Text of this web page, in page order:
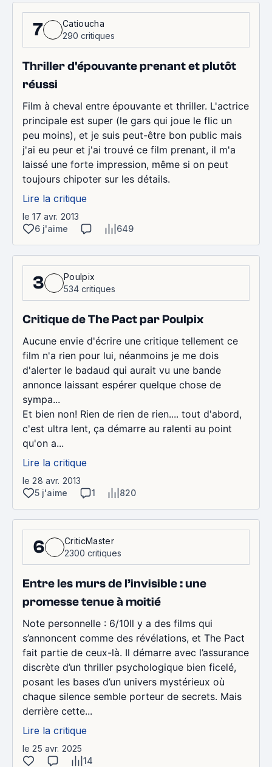
7
Catioucha
290 critiques
Thriller d'épouvante prenant et plutôt
réussi
Film à cheval entre épouvante et thriller. L'actrice
principale est super (le gars qui joue le flic un
peu moins), et je suis peut-être bon public mais
j'ai eu peur et j'ai trouvé ce film prenant, il m'a
laissé une forte impression, même si on peut
toujours chipoter sur les détails.
Lire la critique
le 17 avr. 2013
6 j'aime
649
3
Poulpix
534 critiques
Critique de The Pact par Poulpix
Aucune envie d'écrire une critique tellement ce
film n'a rien pour lui, néanmoins je me dois
d'alerter le badaud qui aurait vu une bande
annonce laissant espérer quelque chose de
sympa...
Et bien non! Rien de rien de rien.... tout d'abord,
c'est ultra lent, ça démarre au ralenti au point
qu'on a...
Lire la critique
le 28 avr. 2013
5 j'aime
1 820
6
CriticMaster
2300 critiques
Entre les murs de l’invisible : une
promesse tenue à moitié
Note personnelle : 6/10Il y a des films qui
s’annoncent comme des révélations, et The Pact
fait partie de ceux-là. Il démarre avec l’assurance
discrète d’un thriller psychologique bien ficelé,
posant les bases d’un univers mystérieux où
chaque silence semble porteur de secrets. Mais
derrière cette...
Lire la critique
le 25 avr. 2025
14